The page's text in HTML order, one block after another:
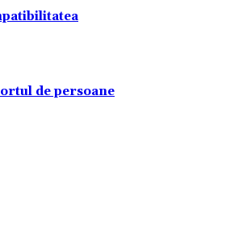
de persoane